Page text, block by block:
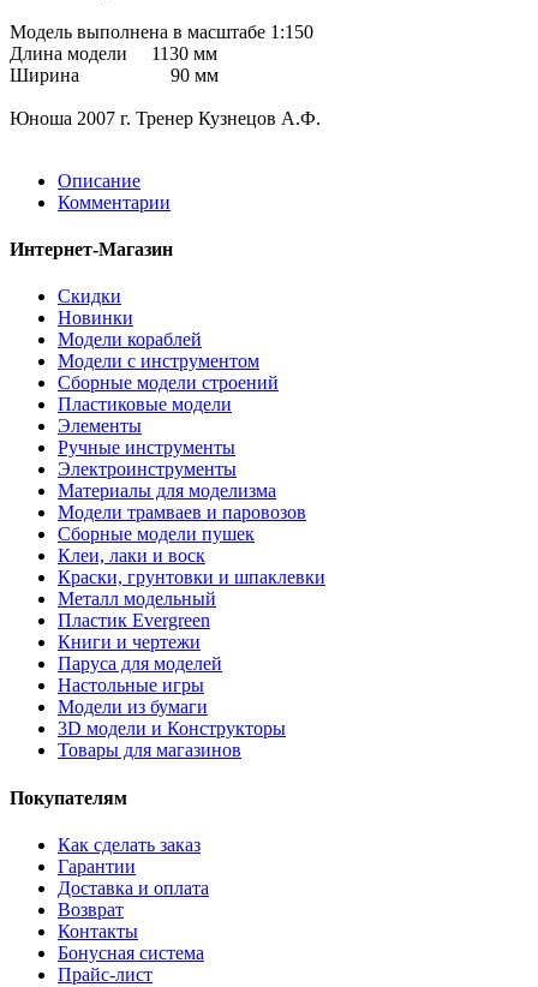
Модель выполнена в масштабе 1:150
Длина модели 1130 мм
Ширина 90 мм
Юноша 2007 г. Тренер Кузнецов А.Ф.
Описание
Комментарии
Интернет-Магазин
Скидки
Новинки
Модели кораблей
Модели с инструментом
Сборные модели строений
Пластиковые модели
Элементы
Ручные инструменты
Электроинструменты
Материалы для моделизма
Модели трамваев и паровозов
Сборные модели пушек
Клеи, лаки и воск
Краски, грунтовки и шпаклевки
Металл модельный
Пластик Evergreen
Книги и чертежи
Паруса для моделей
Настольные игры
Модели из бумаги
3D модели и Конструкторы
Товары для магазинов
Покупателям
Как сделать заказ
Гарантии
Доставка и оплата
Возврат
Контакты
Бонусная система
Прайс-лист